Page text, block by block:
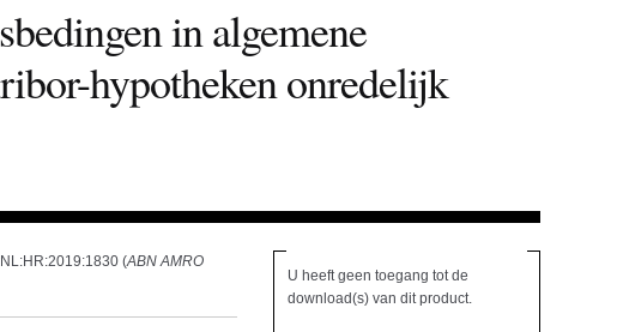
in algemene
hypotheken onredelijk
(ABN AMRO
U heeft geen toegang tot de
download(s) van dit product.